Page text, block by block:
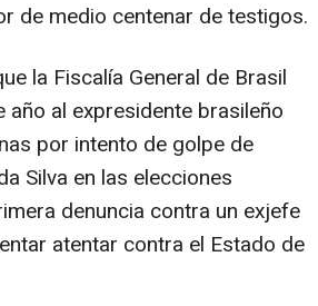
de medio centenar de testigos.
la Fiscalía General de Brasil
al expresidente brasileño
por intento de golpe de
Silva en las elecciones
denuncia contra un exjefe
atentar contra el Estado de